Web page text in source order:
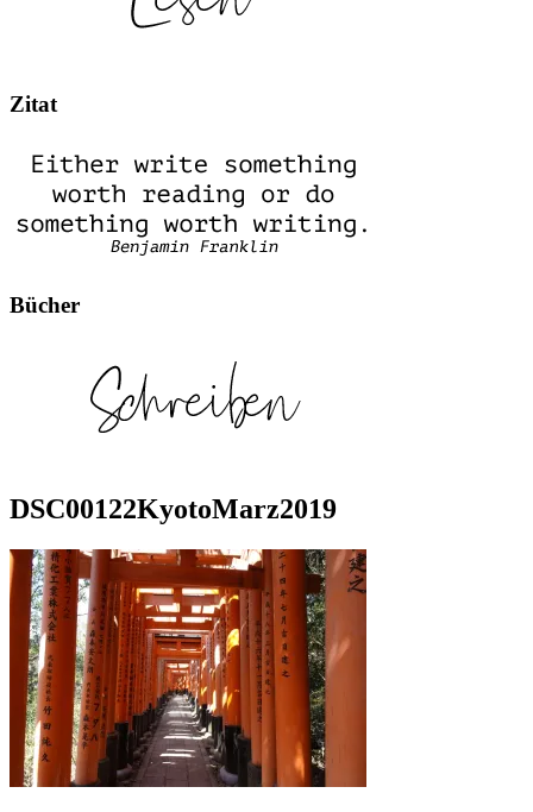
Zitat
Bücher
DSC00122KyotoMarz2019